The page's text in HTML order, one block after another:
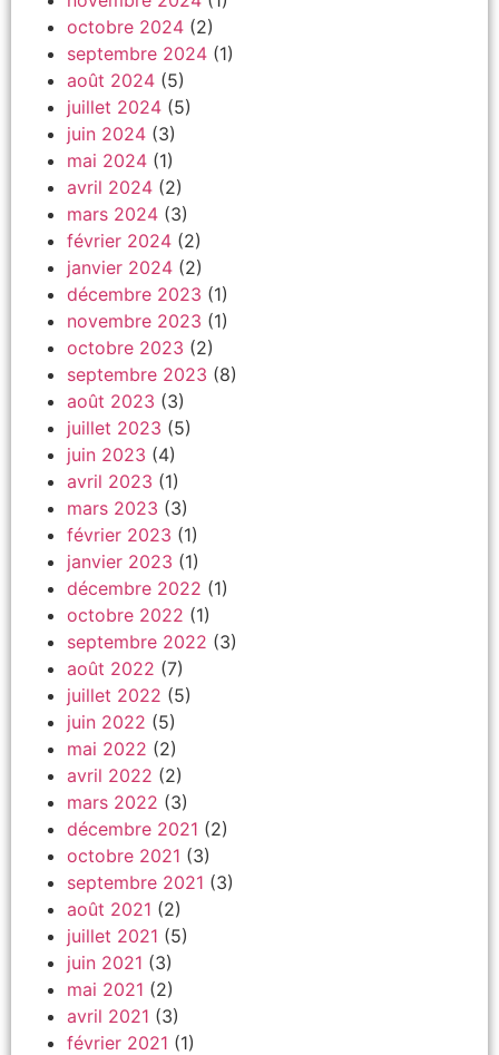
octobre 2024 (2)
septembre 2024 (1)
août 2024 (5)
juillet 2024 (5)
juin 2024 (3)
mai 2024 (1)
avril 2024 (2)
mars 2024 (3)
février 2024 (2)
janvier 2024 (2)
décembre 2023 (1)
novembre 2023 (1)
octobre 2023 (2)
septembre 2023 (8)
août 2023 (3)
juillet 2023 (5)
juin 2023 (4)
avril 2023 (1)
mars 2023 (3)
février 2023 (1)
janvier 2023 (1)
décembre 2022 (1)
octobre 2022 (1)
septembre 2022 (3)
août 2022 (7)
juillet 2022 (5)
juin 2022 (5)
mai 2022 (2)
avril 2022 (2)
mars 2022 (3)
décembre 2021 (2)
octobre 2021 (3)
septembre 2021 (3)
août 2021 (2)
juillet 2021 (5)
juin 2021 (3)
mai 2021 (2)
avril 2021 (3)
février 2021 (1)